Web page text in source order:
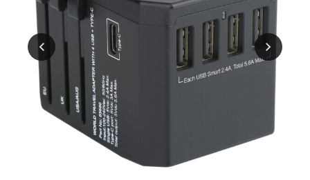
內置 SSD
USB 隨身碟
讀卡器
手機配件
藍牙追蹤器
同步和充電線
LED配件